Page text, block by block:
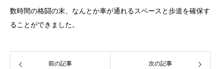
数時間の格闘の末、なんとか車が通れるスペースと歩道を確保す
ることができました。
前の記事 次の記事